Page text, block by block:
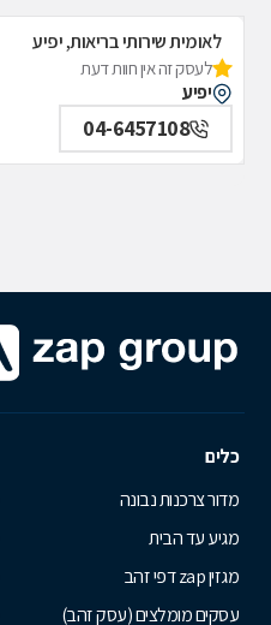
לאומית שירותי בריאות, יפיע
לעסק זה אין חוות דעת
יפיע
04-6457108
כלים
מדור צרכנות נבונה
מגיע עד הבית
מגזין zap דפי זהב
עסקים מומלצים (עסק זהב)